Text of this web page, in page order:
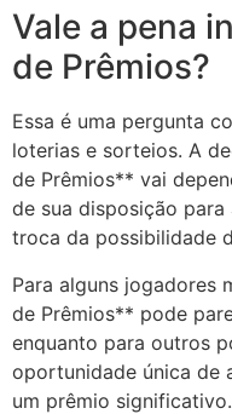
Vale a pena
de Prêmios?
Essa é uma pergunta
loterias e sorteios. A
de Prêmios** vai
de sua disposição
troca da possibilidade
Para alguns jogadores
de Prêmios** pode
enquanto para outros
oportunidade única de
um prêmio significativo.